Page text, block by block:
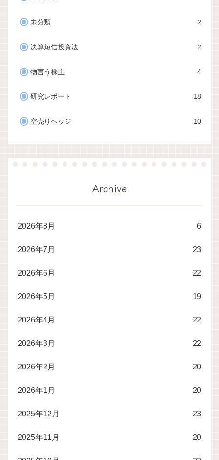
未分類 2
決算短信投資法 2
物言う株主 4
研究レポート 18
空売りヘッジ 10
Archive
2026年8月 6
2026年7月 23
2026年6月 22
2026年5月 19
2026年4月 22
2026年3月 22
2026年2月 20
2026年1月 20
2025年12月 23
2025年11月 20